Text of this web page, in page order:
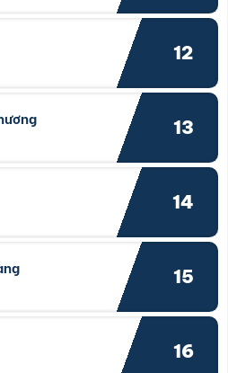
12
13
14
15
16